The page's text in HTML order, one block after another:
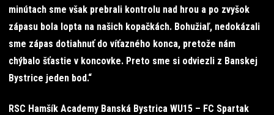
minútach sme však prebrali kontrolu nad hrou a po zvyšok
zápasu bola lopta na našich kopačkách. Bohužiaľ, nedokázali
sme zápas dotiahnuť do víťazného konca, pretože nám
chýbalo šťastie v koncovke. Preto sme si odviezli z Banskej
Bystrice jeden bod.“
RSC Hamšík Academy Banská Bystrica WU15 – FC Spartak